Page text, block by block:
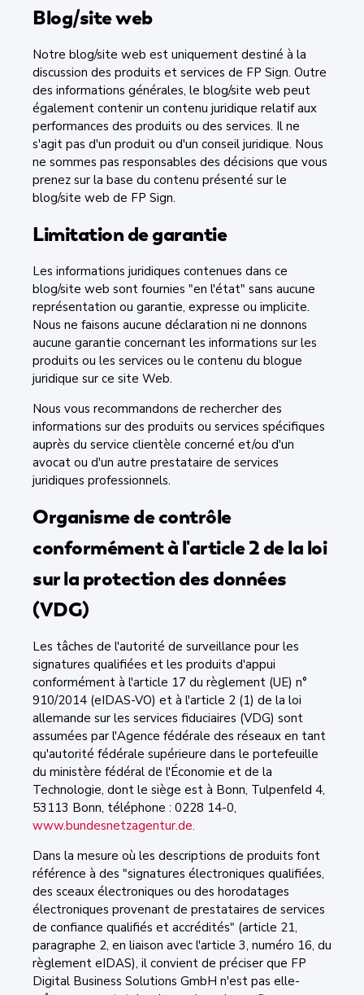
Blog/site web
Notre blog/site web est uniquement destiné à la
discussion des produits et services de FP Sign. Outre
des informations générales, le blog/site web peut
également contenir un contenu juridique relatif aux
performances des produits ou des services. Il ne
s'agit pas d'un produit ou d'un conseil juridique. Nous
ne sommes pas responsables des décisions que vous
prenez sur la base du contenu présenté sur le
blog/site web de FP Sign.
Limitation de garantie
Les informations juridiques contenues dans ce
blog/site web sont fournies "en l'état" sans aucune
représentation ou garantie, expresse ou implicite.
Nous ne faisons aucune déclaration ni ne donnons
aucune garantie concernant les informations sur les
produits ou les services ou le contenu du blogue
juridique sur ce site Web.
Nous vous recommandons de rechercher des
informations sur des produits ou services spécifiques
auprès du service clientèle concerné et/ou d'un
avocat ou d'un autre prestataire de services
juridiques professionnels.
Organisme de contrôle
conformément à l'article 2 de la loi
sur la protection des données
(VDG)
Les tâches de l'autorité de surveillance pour les
signatures qualifiées et les produits d'appui
conformément à l'article 17 du règlement (UE) n°
910/2014 (eIDAS-VO) et à l'article 2 (1) de la loi
allemande sur les services fiduciaires (VDG) sont
assumées par l'Agence fédérale des réseaux en tant
qu'autorité fédérale supérieure dans le portefeuille
du ministère fédéral de l'Économie et de la
Technologie, dont le siège est à Bonn, Tulpenfeld 4,
53113 Bonn, téléphone : 0228 14-0,
www.bundesnetzagentur.de.
Dans la mesure où les descriptions de produits font
référence à des "signatures électroniques qualifiées,
des sceaux électroniques ou des horodatages
électroniques provenant de prestataires de services
de confiance qualifiés et accrédités" (article 21,
paragraphe 2, en liaison avec l'article 3, numéro 16, du
règlement eIDAS), il convient de préciser que FP
Digital Business Solutions GmbH n'est pas elle-